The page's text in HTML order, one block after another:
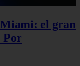
el gran
Por